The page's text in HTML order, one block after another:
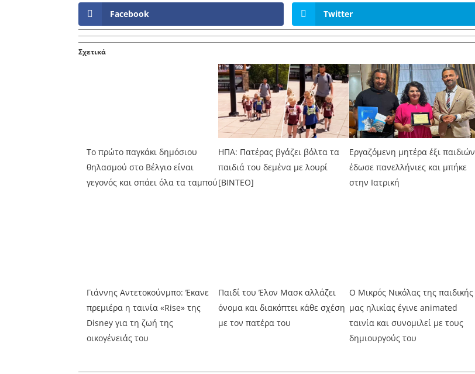
Facebook Twitter
Σχετικά
Το πρώτο παγκάκι δημόσιου
θηλασμού στο Βέλγιο είναι
γεγονός και σπάει όλα τα ταμπού
ΗΠΑ: Πατέρας βγάζει βόλτα τα
παιδιά του δεμένα με λουρί
[BINTEO]
Εργαζόμενη μητέρα έξι παιδιών
έδωσε πανελλήνιες και μπήκε
στην Ιατρική
Γιάννης Αντετοκούνμπο: Έκανε
πρεμιέρα η ταινία «Rise» της
Disney για τη ζωή της
οικογένειάς του
Παιδί του Έλον Μασκ αλλάζει
όνομα και διακόπτει κάθε σχέση
με τον πατέρα του
Ο Μικρός Νικόλας της παιδικής
μας ηλικίας έγινε animated
ταινία και συνομιλεί με τους
δημιουργούς του